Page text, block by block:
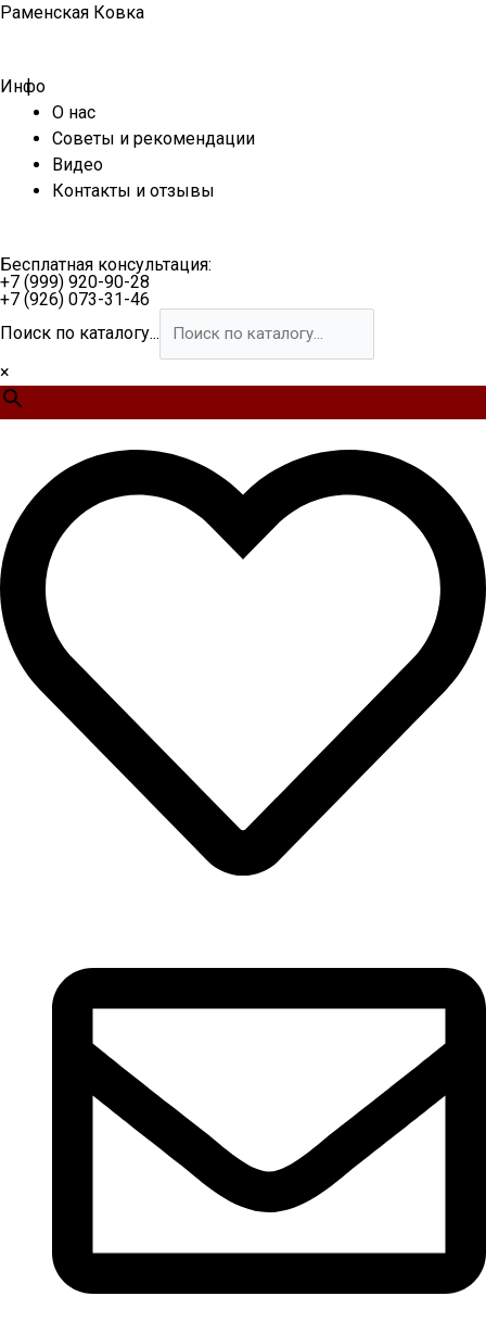
Перейти
Раменская Ковка
Инфо
О нас
Советы и рекомендации
Видео
Контакты и отзывы
Бесплатная консультация:
+7 (999) 920-90-28
+7 (926) 073-31-46
Поиск по каталогу...
×